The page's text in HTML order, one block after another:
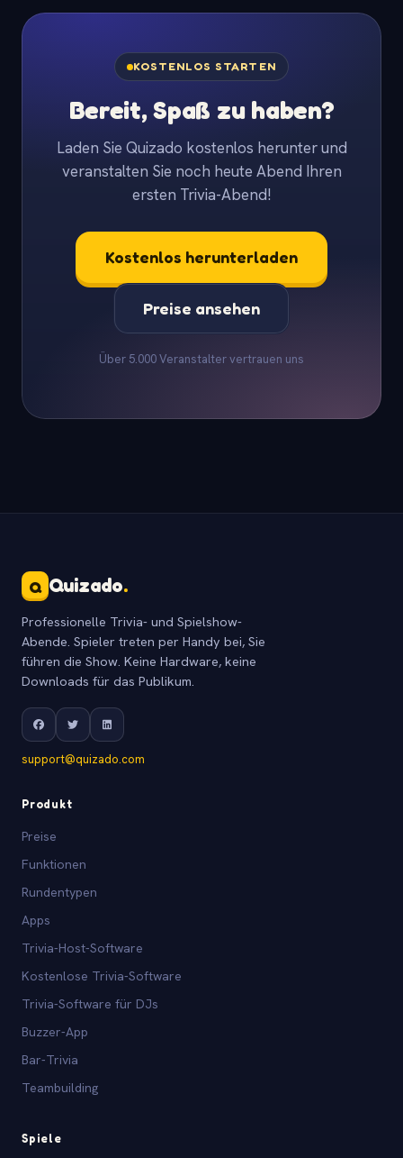
KOSTENLOS STARTEN
Bereit, Spaß zu haben?
Laden Sie Quizado kostenlos herunter und
veranstalten Sie noch heute Abend Ihren
ersten Trivia-Abend!
Kostenlos herunterladen
Preise ansehen
Über 5.000 Veranstalter vertrauen uns
Q Quizado.
Professionelle Trivia- und Spielshow-
Abende. Spieler treten per Handy bei, Sie
führen die Show. Keine Hardware, keine
Downloads für das Publikum.
support@quizado.com
Produkt
Preise
Funktionen
Rundentypen
Apps
Trivia-Host-Software
Kostenlose Trivia-Software
Trivia-Software für DJs
Buzzer-App
Bar-Trivia
Teambuilding
Spiele